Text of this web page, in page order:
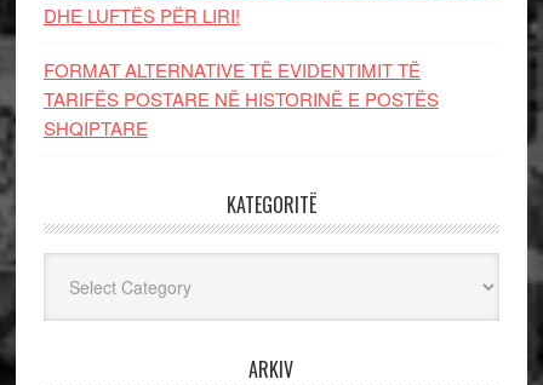
DHE LUFTЁS PЁR LIRI!
FORMAT ALTERNATIVE TË EVIDENTIMIT TË
TARIFËS POSTARE NË HISTORINË E POSTËS
SHQIPTARE
KATEGORITË
ARKIV